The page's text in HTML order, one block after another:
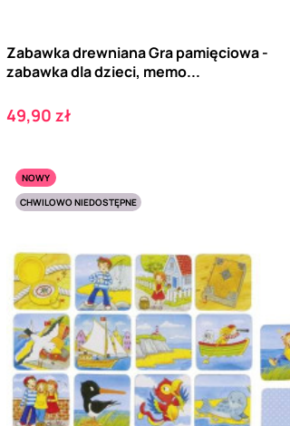
Zabawka drewniana Gra pamięciowa -
zabawka dla dzieci, memo...
Cena
49,90 zł
NOWY
CHWILOWO NIEDOSTĘPNE